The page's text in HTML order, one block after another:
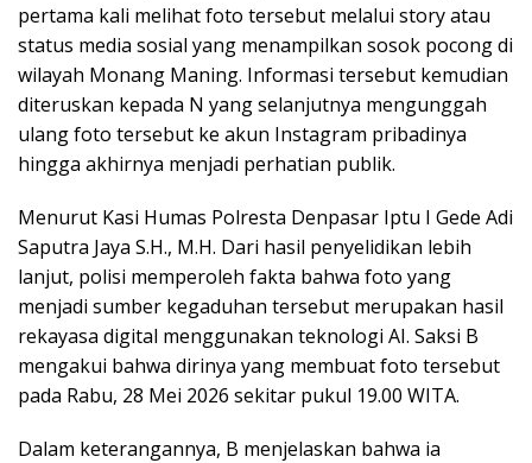
pertama kali melihat foto tersebut melalui story atau
status media sosial yang menampilkan sosok pocong di
wilayah Monang Maning. Informasi tersebut kemudian
diteruskan kepada N yang selanjutnya mengunggah
ulang foto tersebut ke akun Instagram pribadinya
hingga akhirnya menjadi perhatian publik.
Menurut Kasi Humas Polresta Denpasar Iptu I Gede Adi
Saputra Jaya S.H., M.H. Dari hasil penyelidikan lebih
lanjut, polisi memperoleh fakta bahwa foto yang
menjadi sumber kegaduhan tersebut merupakan hasil
rekayasa digital menggunakan teknologi AI. Saksi B
mengakui bahwa dirinya yang membuat foto tersebut
pada Rabu, 28 Mei 2026 sekitar pukul 19.00 WITA.
Dalam keterangannya, B menjelaskan bahwa ia